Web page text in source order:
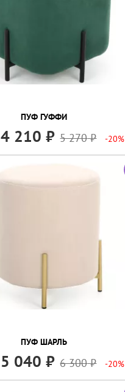
ПУФ ГУФФИ
4 210 5 270 -20%
ПУФ ШАРЛЬ
5 040 6 300 -20%